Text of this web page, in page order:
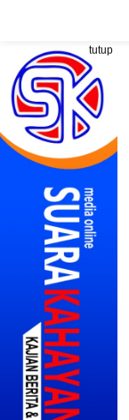
Langsung
konten
tutup